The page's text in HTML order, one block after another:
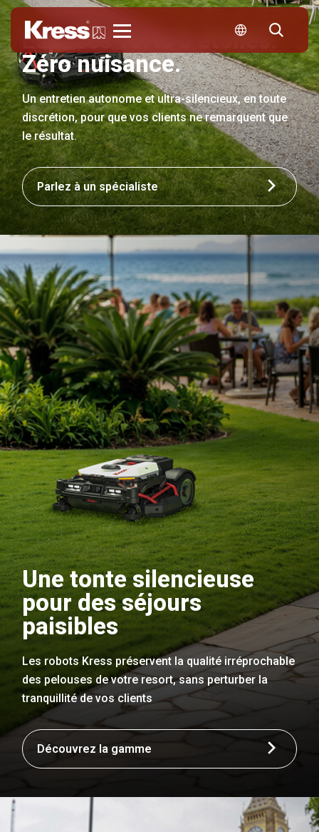
Espaces verts 5 étoiles.
Zéro nuisance.
Un entretien autonome et ultra-silencieux, en toute
discrétion, pour que vos clients ne remarquent que
le résultat.
Parlez à un spécialiste
Une tonte silencieuse
pour des séjours
paisibles
Les robots Kress préservent la qualité irréprochable
des pelouses de votre resort, sans perturber la
tranquillité de vos clients
Découvrez la gamme